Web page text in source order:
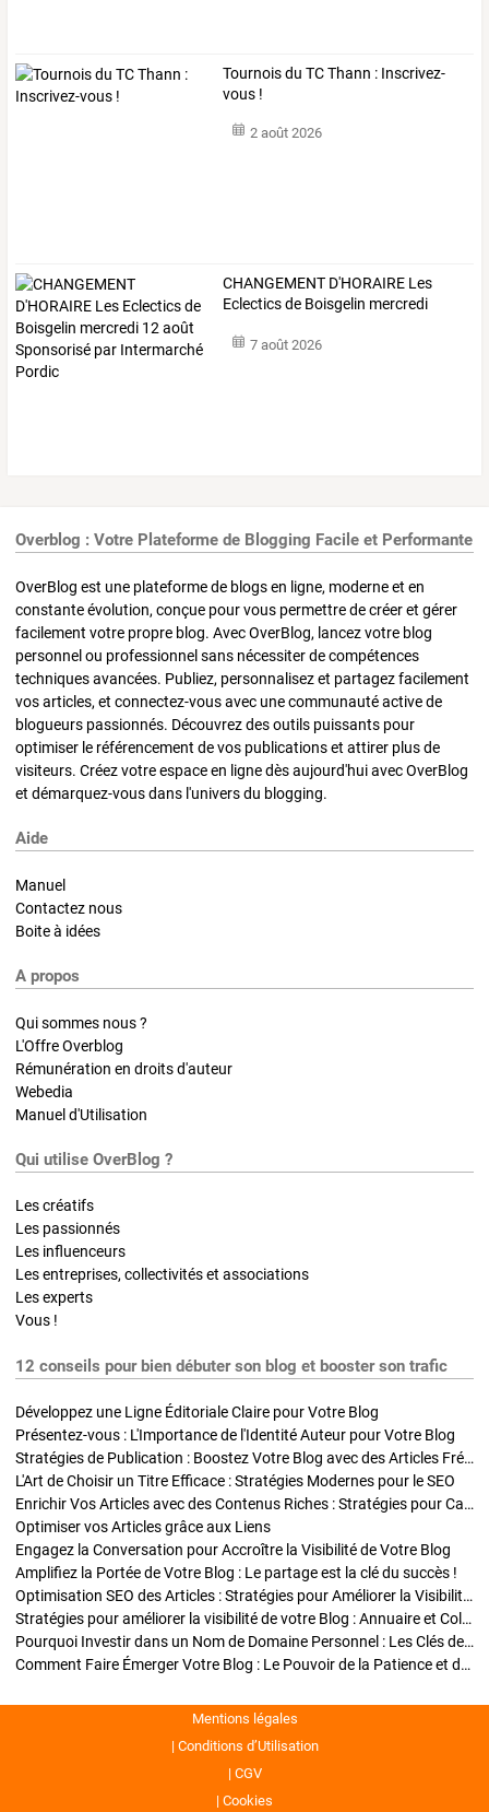
Tournois du TC Thann : Inscrivez-
vous !
2 août 2026
CHANGEMENT D'HORAIRE Les
Eclecticsde Boisgelin mercredi
7 août 2026
Overblog : Votre Plateforme de Blogging Facile et Performante
OverBlog est une plateforme de blogs en ligne, moderne et en
constante évolution, conçue pour vous permettre de créer et gérer
facilement votre propre blog. Avec OverBlog, lancez votre blog
personnel ou professionnel sans nécessiter de compétences
techniques avancées. Publiez, personnalisez et partagez facilement
vos articles, et connectez-vous avec une communauté active de
blogueurs passionnés. Découvrez des outils puissants pour
optimiser le référencement de vos publications et attirer plus de
visiteurs. Créez votre espace en ligne dès aujourd'hui avec OverBlog
et démarquez-vous dans l'univers du blogging.
Aide
Manuel
Contactez nous
Boite à idées
A propos
Qui sommes nous ?
L'Offre Overblog
Rémunération en droits d'auteur
Webedia
Manuel d'Utilisation
Qui utilise OverBlog ?
Les créatifs
Les passionnés
Les influenceurs
Les entreprises, collectivités et associations
Les experts
Vous !
12 conseils pour bien débuter son blog et booster son trafic
Développez une Ligne Éditoriale Claire pour Votre Blog
Présentez-vous : L'Importance de l'Identité Auteur pour Votre Blog
Stratégies de Publication : Boostez Votre Blog avec des Articles Fréquents et Exclusifs
L'Art de Choisir un Titre Efficace : Stratégies Modernes pour le SEO
Enrichir Vos Articles avec des Contenus Riches : Stratégies pour Captiver et Optimiser
Optimiser vos Articles grâce aux Liens
Engagez la Conversation pour Accroître la Visibilité de Votre Blog
Amplifiez la Portée de Votre Blog : Le partage est la clé du succès !
Optimisation SEO des Articles : Stratégies pour Améliorer la Visibilité de Votre Blog
Stratégies pour améliorer la visibilité de votre Blog : Annuaire et Collaborations
Pourquoi Investir dans un Nom de Domaine Personnel : Les Clés de la Réussite de Votre Blog
Comment Faire Émerger Votre Blog : Le Pouvoir de la Patience et de la Persévérance
Mentions légales
Conditions d’Utilisation
CGV
Cookies